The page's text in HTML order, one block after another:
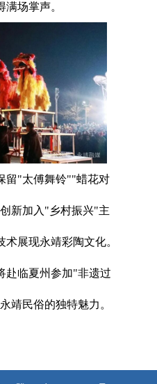
场掌声。
留"太傅舞铃""蜡花对
新加入"乡村振兴"主
展现永靖彩陶文化。
赴临夏州参加"非遗过
靖民俗的独特魅力。